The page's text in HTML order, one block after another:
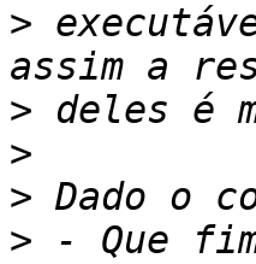
>
>
>
>
> - Que